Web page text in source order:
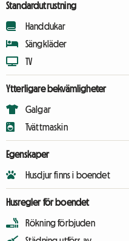
Standardutrustning
Handdukar
Sängkläder
TV
Ytterligare bekvämligheter
Galgar
Tvättmaskin
Egenskaper
Husdjur finns i boendet
Husregler för boendet
Rökning förbjuden